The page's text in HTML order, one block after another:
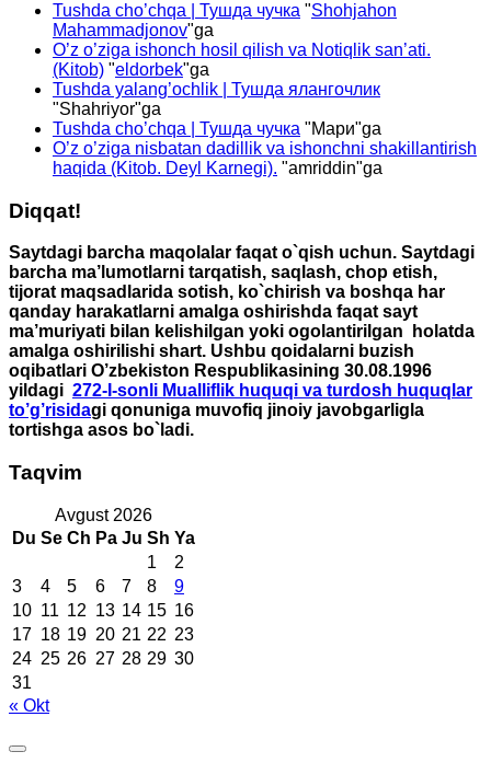
Tushda cho’chqa | Тушда чучка "Shohjahon
Mahammadjonov"ga
O’z o’ziga ishonch hosil qilish va Notiqlik san’ati.
(Kitob) "eldorbek"ga
Tushda yalang’ochlik | Тушда ялангочлик
"Shahriyor"ga
Tushda cho’chqa | Тушда чучка "Мари"ga
O’z o’ziga nisbatan dadillik va ishonchni shakillantirish
haqida (Kitob. Deyl Karnegi). "amriddin"ga
Diqqat!
Saytdagi barcha maqolalar faqat o`qish uchun. Saytdagi
barcha ma’lumotlarni tarqatish, saqlash, chop etish,
tijorat maqsadlarida sotish, ko`chirish va boshqa har
qanday harakatlarni amalga oshirishda faqat sayt
ma’muriyati bilan kelishilgan yoki ogolantirilgan holatda
amalga oshirilishi shart. Ushbu qoidalarni buzish
oqibatlari O’zbekiston Respublikasining 30.08.1996
yildagi 272-I-sonli Mualliflik huquqi va turdosh huquqlar
to’g’risidagi qonuniga muvofiq jinoiy javobgarligla
tortishga asos bo`ladi.
Taqvim
Avgust 2026
Du Se Ch Pa Ju Sh Ya
1
2
3
4 5 6 7 8
9
10 11 12 13 14 15 16
17 18 19 20 21 22 23
24 25 26 27 28 29 30
31
« Okt